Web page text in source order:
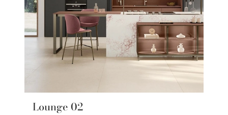
Lounge 02